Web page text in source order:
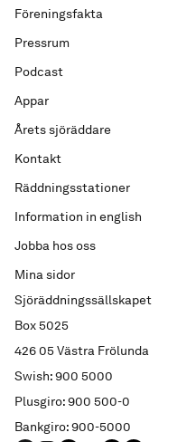
Sjöräddningssällskapet
Box 5025
426 05 Västra Frölunda
Swish: 900 5000
Plusgiro: 900 500-0
Bankgiro: 900-5000
Föreningsfakta
Pressrum
Podcast
Appar
Årets sjöräddare
Kontakt
Räddningsstationer
Information in english
Jobba hos oss
Mina sidor